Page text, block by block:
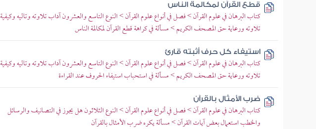
قطع القرآن لمكالمة الناس
كتاب البرهان في علوم القرآن > فصل في أنواع علوم القرآن > النوع التاسع والعشرون آداب تلاوته وتاليه وكيفية
تلاوته ورعاية حق المصحف الكريم > مسألة في كراهة قطع القرآن لمكالمة الناس
استيفاء كل حرف أثبته قارئ
كتاب البرهان في علوم القرآن > فصل في أنواع علوم القرآن > النوع التاسع والعشرون آداب تلاوته وتاليه وكيفية
تلاوته ورعاية حق المصحف الكريم > مسألة في استحباب استيفاء الحروف عند القراءة
ضرب الأمثال بالقرآن
كتاب البرهان في علوم القرآن > فصل في أنواع علوم القرآن > النوع الثلاثون هل يجوز في التصانيف والرسائل
والخطب استعمال بعض آيات القرآن > مسألة يكره ضرب الأمثال بالقرآن